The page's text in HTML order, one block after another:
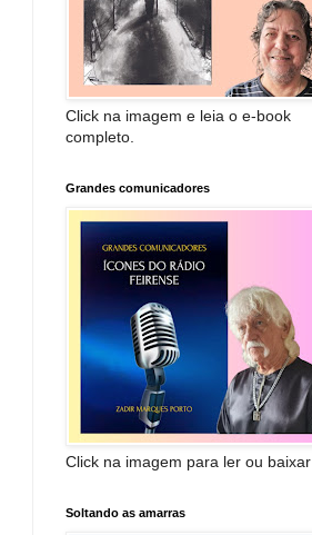
Click na imagem e leia o e-book
completo.
Grandes comunicadores
Click na imagem para ler ou baixar
Soltando as amarras